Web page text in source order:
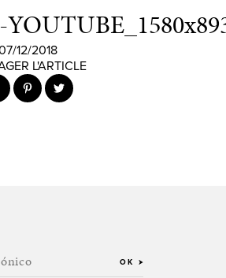
12/2018
L'ARTICLE
OK